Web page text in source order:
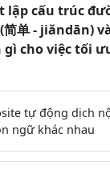
lập cấu trúc
简单 - jiǎndān)
cho việc tối
tự động dịch
ngữ khác nhau